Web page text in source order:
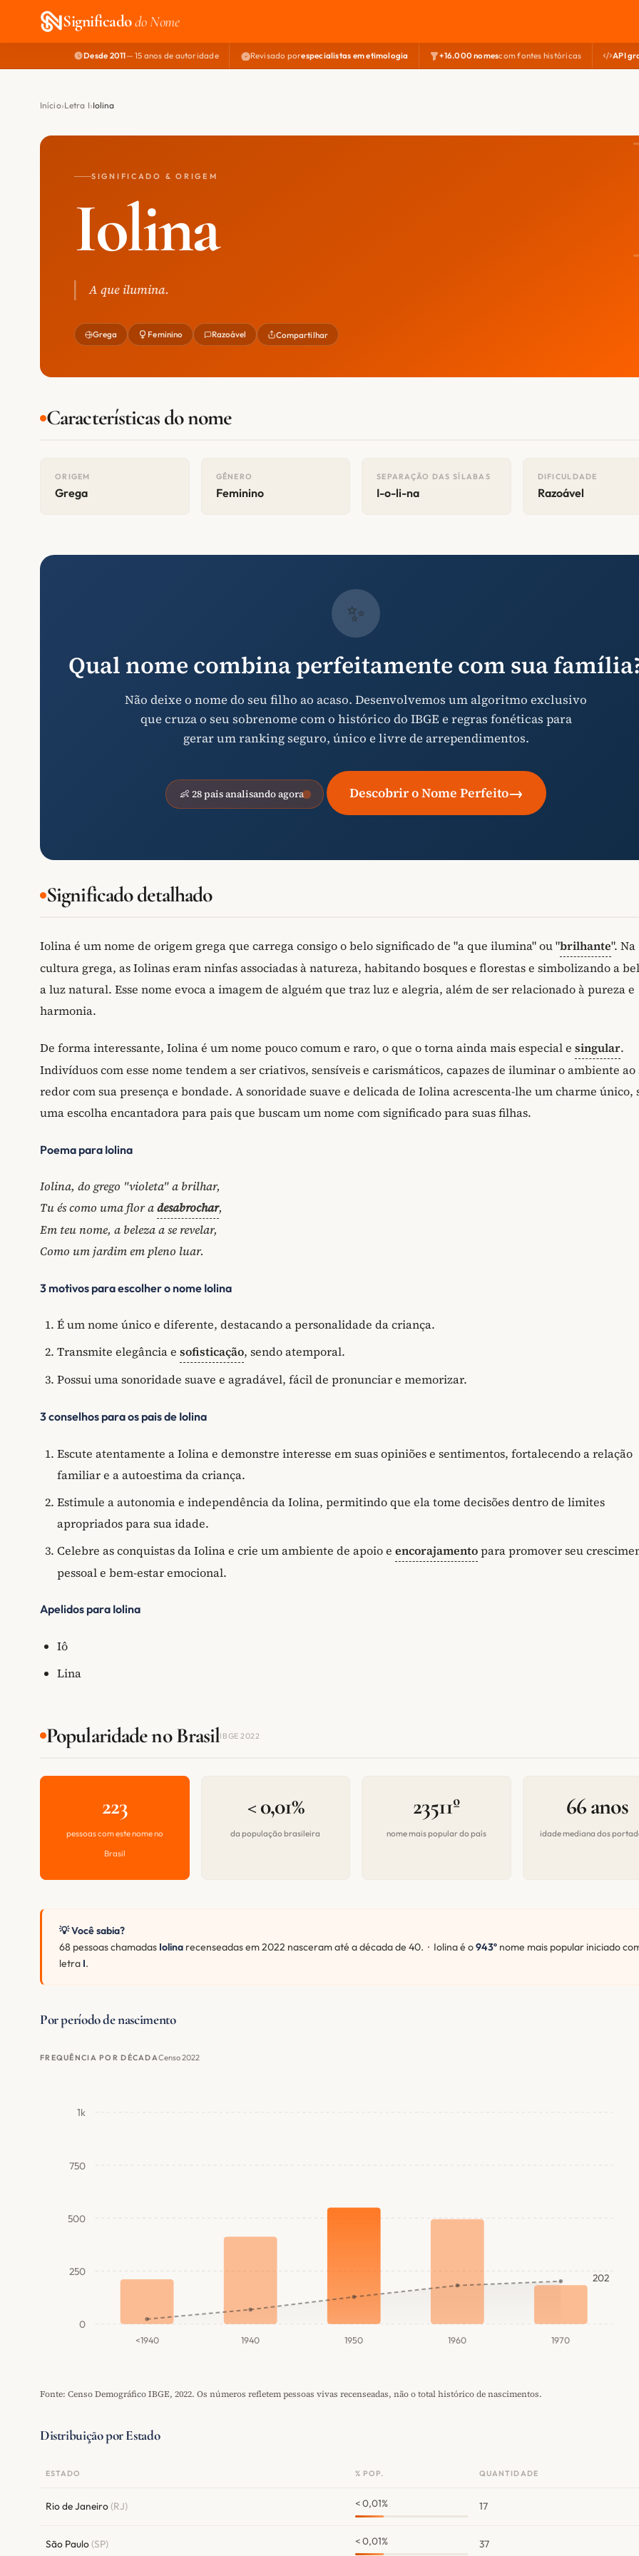
Significadodo Nome
Desde 2011— 15 anos de autoridade Revisado porespecialistas em etimologia +16.000 nomescom fontes históricas API
Início Letra I Iolina
SIGNIFICADO & ORIGEM
Iolina
A que ilumina.
Grega Feminino Razoável Compartilhar
Características do nome
ORIGEM
Grega
GÊNERO
Feminino
SEPARAÇÃO DAS SÍLABAS
I-o-li-na
DIFICULDADE
Razoável
✨
Qual nome combina perfeitamente com sua
Não deixe o nome do seu filho ao acaso. Desenvolvemos um algoritmo exclusivo
que cruza o seu sobrenome com o histórico do IBGE e regras fonéticas para
gerar um ranking seguro, único e livre de arrependimentos.
👶 28 pais analisando agora Descobrir o Nome Perfeito→
Significado detalhado
Iolina é um nome de origem grega que carrega consigo o belo significado de "a que ilumina" ou "brilhante". Na
cultura grega, as Iolinas eram ninfas associadas à natureza, habitando bosques e florestas e simbolizando a
a luz natural. Esse nome evoca a imagem de alguém que traz luz e alegria, além de ser relacionado à pureza e
harmonia.
De forma interessante, Iolina é um nome pouco comum e raro, o que o torna ainda mais especial e singular.
Indivíduos com esse nome tendem a ser criativos, sensíveis e carismáticos, capazes de iluminar o ambiente ao
redor com sua presença e bondade. A sonoridade suave e delicada de Iolina acrescenta-lhe um charme único,
uma escolha encantadora para pais que buscam um nome com significado para suas filhas.
Poema para Iolina
Iolina, do grego "violeta" a brilhar,
Tu és como uma flor adesabrochar,
Em teu nome, a beleza a se revelar,
Como um jardim em pleno luar.
3 motivos para escolher o nome Iolina
É um nome único e diferente, destacando a personalidade da criança.
Transmite elegância e sofisticação, sendo atemporal.
Possui uma sonoridade suave e agradável, fácil de pronunciar e memorizar.
3 conselhos para os pais de Iolina
Escute atentamente a Iolina e demonstre interesse em suas opiniões e sentimentos, fortalecendo a relação
familiar e a autoestima da criança.
Estimule a autonomia e independência da Iolina, permitindo que ela tome decisões dentro de limites
apropriados para sua idade.
Celebre as conquistas da Iolina e crie um ambiente de apoio e encorajamentopara promover seu
pessoal e bem-estar emocional.
Apelidos para Iolina
Iô
Lina
Popularidade no BrasilIBGE 2022
223
pessoas com este nome no
Brasil
< 0,01%
da população brasileira
23511º
nome mais popular do país
66 anos
idade mediana dos
💡 Você sabia?
68 pessoas chamadas Iolina recenseadas em 2022 nasceram até a década de 40. · Iolina é o943º nome mais popular iniciado
letra I.
Por período de nascimento
FREQUÊNCIA POR DÉCADACenso 2022
0
250
500
750
1k
<1940 1940 1950 1960 1970
202
Fonte: Censo Demográfico IBGE, 2022. Os números refletem pessoas vivas recenseadas, não o total histórico de nascimentos.
Distribuição por Estado
ESTADO % POP. QUANTIDADE
Rio de Janeiro(RJ) < 0,01% 17
São Paulo(SP) < 0,01% 37